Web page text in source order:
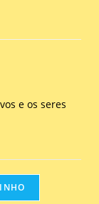
e os seres